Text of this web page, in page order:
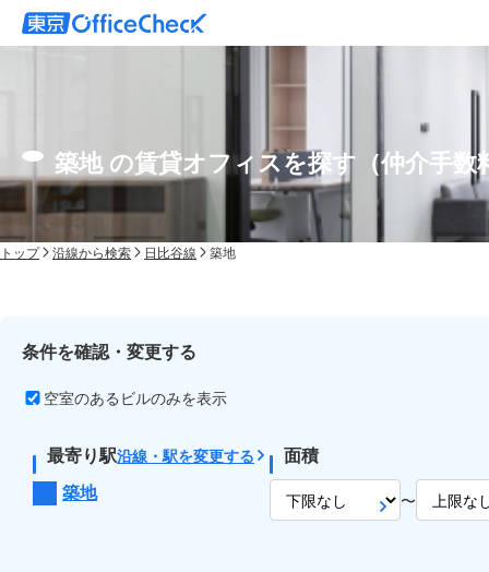
築地 の賃貸オフィスを探す（仲介手数
トップ 沿線から検索 日比谷線 築地
条件を確認・変更する
空室のあるビルのみを表示
最寄り駅沿線・駅を変更する
築地
面積
〜